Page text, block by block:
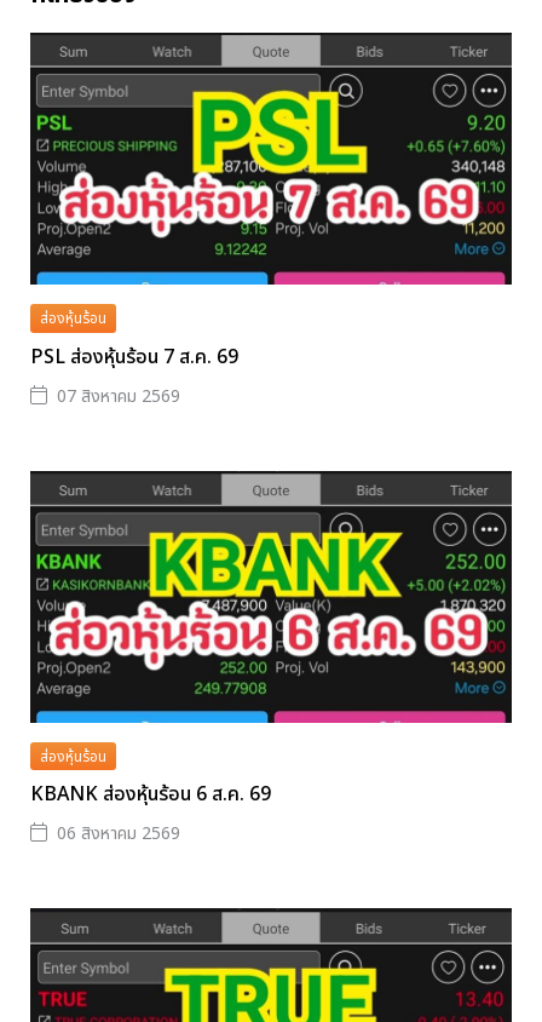
ส่องหุ้นร้อน
PSL ส่องหุ้นร้อน 7 ส.ค. 69
07 สิงหาคม 2569
ส่องหุ้นร้อน
KBANK ส่องหุ้นร้อน 6 ส.ค. 69
06 สิงหาคม 2569